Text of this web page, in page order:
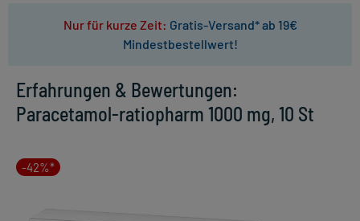
Nur für kurze Zeit: Gratis-Versand* ab 19€
Mindestbestellwert!
Erfahrungen & Bewertungen:
Paracetamol-ratiopharm 1000 mg, 10 St
-42%*